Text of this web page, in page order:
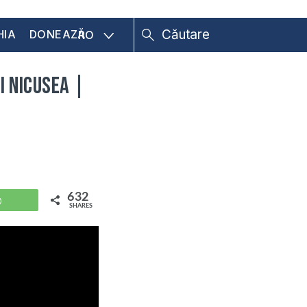
DONEAZĂRO
|
WhatsApp 632
SHARES